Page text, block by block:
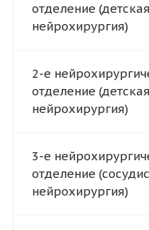
отделение (детская
нейрохирургия)
2-е
отделение (детская
нейрохирургия)
3-е
отделение
нейрохирургия)